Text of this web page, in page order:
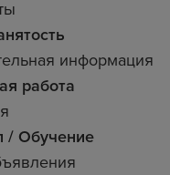
информация
работа
/ Обучение